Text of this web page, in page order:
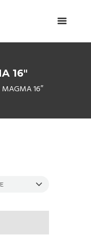
16″
16″